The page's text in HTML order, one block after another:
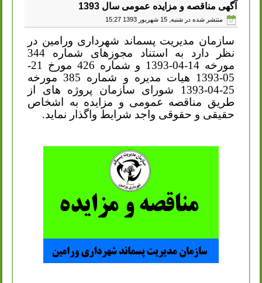
آگهی مناقصه و مزایده عمومی سال 1393
منتشر شده در شنبه, 15 شهریور 1393 15:27
سازمان مدیریت پسماند شهرداری ورامین در
نظر دارد به استناد مجوزهای شماره 344
مورخه 14-04-1393 و شماره 426 مورخ 21-
05-1393 هیات مدیره و شماره 385 مورخه
25-04-1393 شورای سازمان پروژه های از
طریق مناقصه عمومی و مزایده به اشخاص
حقیقی و حقوقی واجد شرایط واگذار نماید.